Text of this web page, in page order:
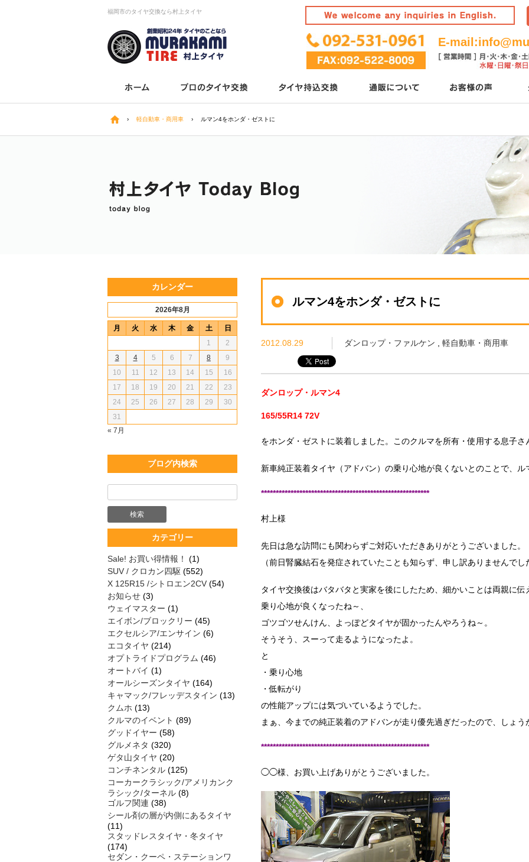
福岡市のタイヤ交換なら村上タイヤ
E-mail:
› 軽自動車・商用車 › ルマン4をホンダ・ゼストに
ルマン4をホンダ・ゼストに
2012.08.29 ダンロップ・ファルケン 軽自動車・商用車
ダンロップ・ルマン4
165/55R14 72V
をホンダ・ゼストに装着しました。このクルマを所有・使用する息子さ
新車純正装着タイヤ（アドバン）の乗り心地が良くないとのことで、ル
*********************************************************
村上様
先日は急な訪問にも関わらずご対応いただきありがとうございました。
（前日腎臓結石を発症されていたことも知らず、申し訳ありませんでし
タイヤ交換後はバタバタと実家を後にしたため、細かいことは両親に
乗り心地が良くなったね～、
ゴツゴツせんけん、よっぽどタイヤが固かったんやろうね～。
そうそう、スーって走るようになったよ。
と
・乗り心地
・低転がり
の性能アップには気づいているようでした。
まぁ、今までの純正装着のアドバンが走り優先過ぎだったので、しょう
*********************************************************
◯◯様、お買い上げありがとうございました。
カレンダー
2026年8月
月 火 水 木 金 土 日
« 7月
1
2
3
4 5 6 7 8
9
10
11 12 13 14 15
16
17
18 19 20 21 22
23
24
25 26 27 28 29
30
31
ブログ内検索
カテゴリー
Sale! お買い得情報！
(1)
SUV / クロカン四駆 (552)
X 125R15 /シトロエン2CV (54)
お知らせ (3)
ウェイマスター (1)
エイボン/ブロックリー (45)
エクセルシア/エンサイン (6)
エコタイヤ (214)
オプトライドプログラム (46)
オートバイ (1)
オールシーズンタイヤ (164)
キャマック/フレッデスタイン (13)
クムホ (13)
クルマのイベント (89)
グッドイヤー (58)
グルメネタ (320)
ゲタ山タイヤ (20)
コンチネンタル (125)
コーカークラシック/アメリカンク
ラシック/ターネル (8)
ゴルフ関連 (38)
シール剤の層が内側にあるタイヤ
(11)
スタッドレスタイヤ・冬タイヤ
(174)
セダン・クーペ・ステーションワ